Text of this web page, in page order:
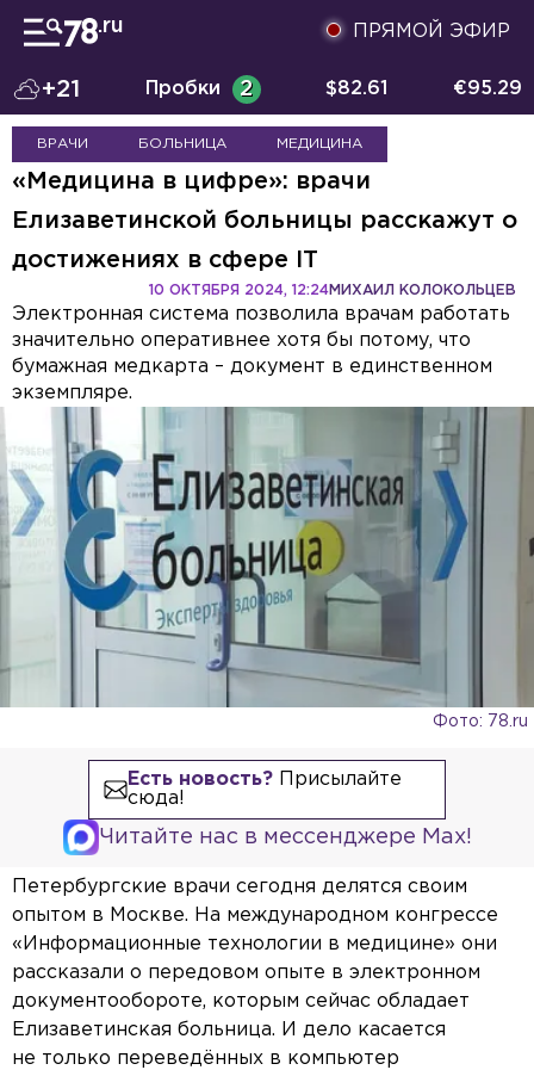
ПРЯМОЙ ЭФИР
+21 Пробки 2 $82.61 €95.29
ВРАЧИ БОЛЬНИЦА МЕДИЦИНА
«Медицина в цифре»: врачи
Елизаветинской больницы расскажут о
достижениях в сфере IT
МИХАИЛ КОЛОКОЛЬЦЕВ
10 ОКТЯБРЯ 2024, 12:24
Электронная система позволила врачам работать
значительно оперативнее хотя бы потому, что
бумажная медкарта – документ в единственном
экземпляре.
Фото: 78.ru
Есть новость?Присылайте
сюда!
Читайте нас в мессенджере Max!
Петербургские врачи сегодня делятся своим
опытом в Москве. На международном конгрессе
«Информационные технологии в медицине» они
рассказали о передовом опыте в электронном
документообороте, которым сейчас обладает
Елизаветинская больница. И дело касается
не только переведённых в компьютер